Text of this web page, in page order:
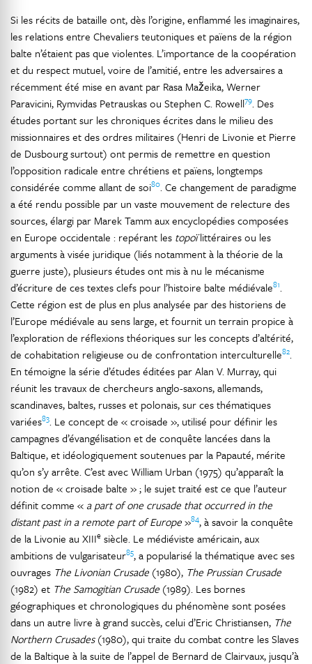
Si les récits de bataille ont, dès l’origine, enflammé les imaginaires,
les relations entre Chevaliers teutoniques et païens de la région
balte n’étaient pas que violentes. L’importance de la coopération
et du respect mutuel, voire de l’amitié, entre les adversaires a
récemment été mise en avant par Rasa Mažeika, Werner
Paravicini, Rymvidas Petrauskas ou Stephen C. Rowell79. Des
études portant sur les chroniques écrites dans le milieu des
missionnaires et des ordres militaires (Henri de Livonie et Pierre
de Dusbourg surtout) ont permis de remettre en question
l’opposition radicale entre chrétiens et païens, longtemps
considérée comme allant de soi80. Ce changement de paradigme
a été rendu possible par un vaste mouvement de relecture des
sources, élargi par Marek Tamm aux encyclopédies composées
en Europe occidentale : repérant les topoïlittéraires ou les
arguments à visée juridique (liés notamment à la théorie de la
guerre juste), plusieurs études ont mis à nu le mécanisme
d’écriture de ces textes clefs pour l’histoire balte médiévale81.
Cette région est de plus en plus analysée par des historiens de
l’Europe médiévale au sens large, et fournit un terrain propice à
l’exploration de réflexions théoriques sur les concepts d’altérité,
de cohabitation religieuse ou de confrontation interculturelle82.
En témoigne la série d’études éditées par Alan V. Murray, qui
réunit les travaux de chercheurs anglo-saxons, allemands,
scandinaves, baltes, russes et polonais, sur ces thématiques
variées83. Le concept de « croisade », utilisé pour définir les
campagnes d’évangélisation et de conquête lancées dans la
Baltique, et idéologiquement soutenues par la Papauté, mérite
qu’on s’y arrête. C’est avec William Urban (1975) qu’apparaît la
notion de « croisade balte » ; le sujet traité est ce que l’auteur
définit comme « a part of one crusade that occurred in the
distant past in a remote part of Europe»84, à savoir la conquête
de la Livonie au XIIIe siècle. Le médiéviste américain, aux
ambitions de vulgarisateur85, a popularisé la thématique avec ses
ouvrages The Livonian Crusade (1980), The Prussian Crusade
(1982) et The Samogitian Crusade (1989). Les bornes
géographiques et chronologiques du phénomène sont posées
dans un autre livre à grand succès, celui d’Eric Christiansen, The
Northern Crusades(1980), qui traite du combat contre les Slaves
de la Baltique à la suite de l’appel de Bernard de Clairvaux, jusqu’à